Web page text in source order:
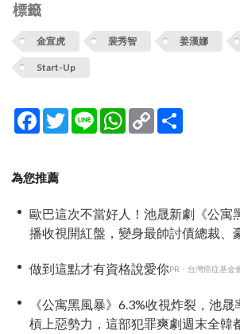
標籤
金宣虎 裴秀智 姜漢娜
Start-Up
Facebook
TwitterLine WhatsApp
Copy
Link
為您推薦
歐巴這次不當好人！池晟新劇《公寓
播收視開紅盤，變身最帥討債總裁、
做到這點才有資格說愛你PR・台灣癌症基金
《公寓黑風暴》6.3%收視炸裂，池晟
槓上惡勢力，這部犯罪爽劇週末全韓